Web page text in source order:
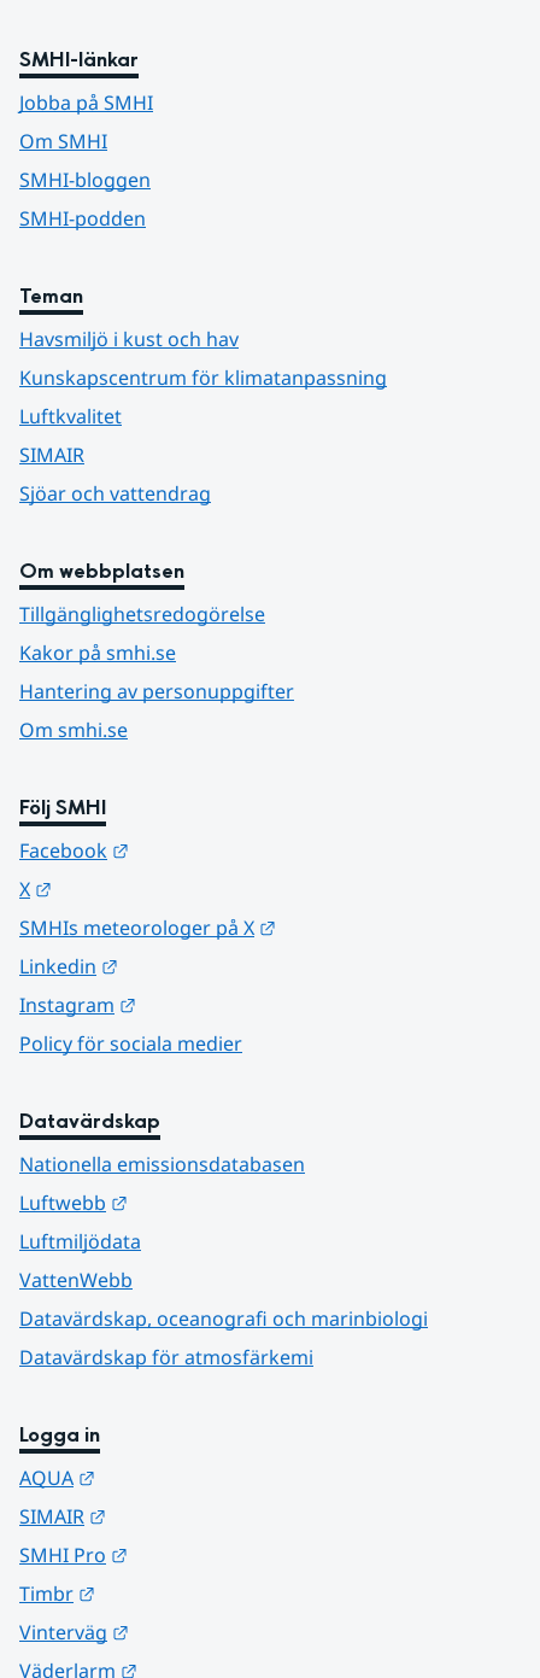
SMHI-länkar
Jobba på SMHI
Om SMHI
SMHI-bloggen
SMHI-podden
Teman
Havsmiljö i kust och hav
Kunskapscentrum för klimatanpassning
Luftkvalitet
SIMAIR
Sjöar och vattendrag
Om webbplatsen
Tillgänglighetsredogörelse
Kakor på smhi.se
Hantering av personuppgifter
Om smhi.se
Följ SMHI
Facebook
X
SMHIs meteorologer på X
Linkedin
Instagram
Policy för sociala medier
Datavärdskap
Nationella emissionsdatabasen
Luftwebb
Luftmiljödata
VattenWebb
Datavärdskap, oceanografi och marinbiologi
Datavärdskap för atmosfärkemi
Logga in
AQUA
SIMAIR
SMHI Pro
Timbr
Vinterväg
Väderlarm